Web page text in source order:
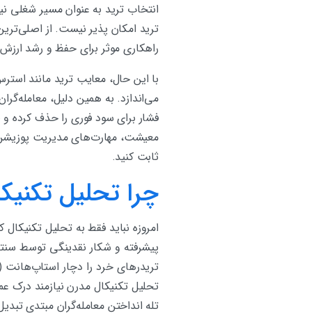
انتخاب ترید به عنوان مسیر شغلی
ترید امکان پذیر نیست. از
راهکاری موثر برای حفظ و رشد
با این حال، معایب ترید مانند
می‌اندازد. به همین دلیل،
فشار برای سود فوری را حذف کرده
معیشت، مهارت‌های مدیریت پوزیشن
ثابت کنید.
چرا تحلیل
امروزه نباید فقط به تحلیل
پیشرفته و شکار نقدینگی توسط
تحلیل تکنیکال مدرن نیازمند درک
تله انداختن معامله‌گران مبتدی